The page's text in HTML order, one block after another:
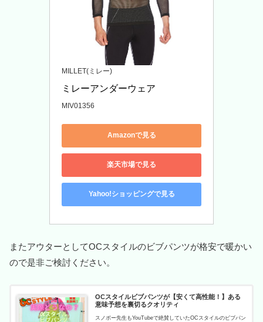
MILLET(ミレー)
ミレーアンダーウェア
MIV01356
Amazonで見る
楽天市場で見る
Yahoo!ショッピングで見る
またアウターとしてOCスタイルのビブパンツが格安で暖かい
ので是非ご検討ください。
OCスタイルビブパンツが【安くて高性能！】ある
意味予想を裏切るクオリティ
スノボー先生もYouTubeで絶賛していたOCスタイルのビブパン